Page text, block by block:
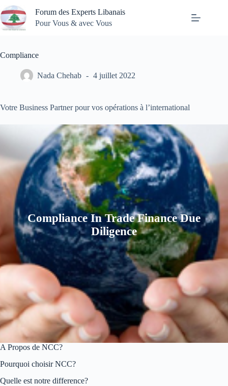
Passer
au
contenu
Forum des Experts Libanais
Pour Vous & avec Vous
Compliance
Nada Chehab 4 juillet 2022
Votre Business Partner pour vos opérations à l’international
Compliance In Trade Finance Due
Diligence
A Propos de NCC?
Pourquoi choisir NCC?
Quelle est notre difference?